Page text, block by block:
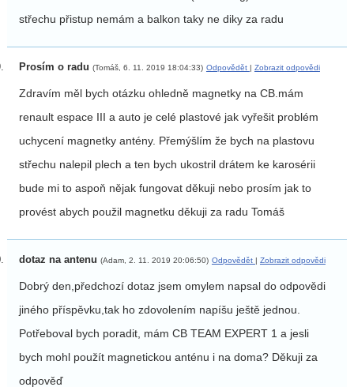
střechu přistup nemám a balkon taky ne diky za radu
Prosím o radu (Tomáš, 6. 11. 2019 18:04:33) Odpovědět | Zobrazit odpovědi
Zdravím měl bych otázku ohledně magnetky na CB.mám
renault espace III a auto je celé plastové jak vyřešit problém
uchycení magnetky antény. Přemýšlím že bych na plastovu
střechu nalepil plech a ten bych ukostril drátem ke karosérii
bude mi to aspoň nějak fungovat děkuji nebo prosím jak to
provést abych použil magnetku děkuji za radu Tomáš
dotaz na antenu (Adam, 2. 11. 2019 20:06:50) Odpovědět | Zobrazit odpovědi
Dobrý den,předchozí dotaz jsem omylem napsal do odpovědi
jiného příspěvku,tak ho zdovolením napíšu ještě jednou.
Potřeboval bych poradit, mám CB TEAM EXPERT 1 a jesli
bych mohl použít magnetickou anténu i na doma? Děkuji za
odpověď